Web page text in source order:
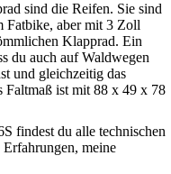
sind die Reifen. Sie sind
Fatbike, aber mit 3 Zoll
Klapprad. Ein
du auch auf Waldwegen
und gleichzeitig das
Faltmaß ist mit 88 x 49 x 78
findest du alle technischen
meine